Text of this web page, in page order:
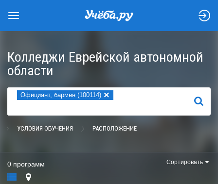
Колледжи Еврейской автономной
области
Официант, бармен (100114) ×
НАЙТИ
УСЛОВИЯ ОБУЧЕНИЯ РАСПОЛОЖЕНИЕ
0 программ Сортировать